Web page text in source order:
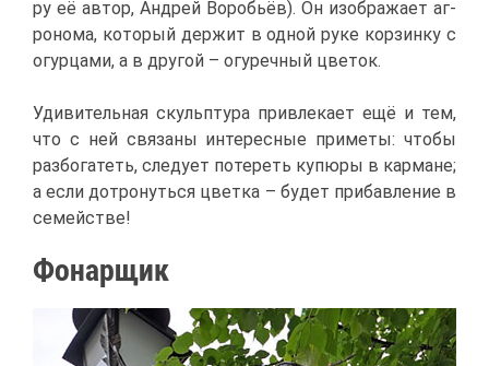
ру её ав­тор, Ан­дрей Во­ро­бьёв). Он изоб­ра­жа­ет аг­
ро­но­ма, ко­то­рый дер­жит в од­ной ру­ке кор­зин­ку с
огур­ца­ми, а в дру­гой – огу­реч­ный цве­ток.
Уди­ви­тель­ная скульп­ту­ра при­вле­ка­ет ещё и тем,
что с ней свя­за­ны ин­те­рес­ные при­ме­ты: что­бы
раз­бо­га­теть, сле­ду­ет по­те­реть ку­пю­ры в кар­мане;
а ес­ли до­тро­нуть­ся цвет­ка – бу­дет при­бав­ле­ние в
се­мей­стве!
Фо­нар­щик